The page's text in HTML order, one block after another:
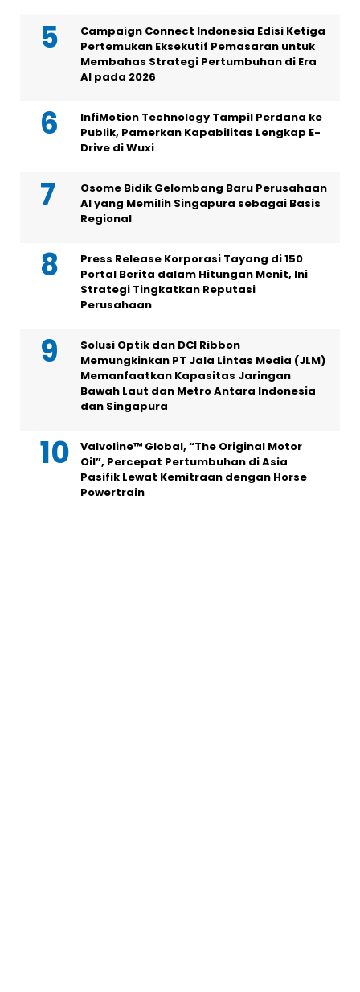
Campaign Connect Indonesia Edisi Ketiga
Pertemukan Eksekutif Pemasaran untuk
Membahas Strategi Pertumbuhan di Era
AI pada 2026
InfiMotion Technology Tampil Perdana ke
Publik, Pamerkan Kapabilitas Lengkap E-
Drive di Wuxi
Osome Bidik Gelombang Baru Perusahaan
AI yang Memilih Singapura sebagai Basis
Regional
Press Release Korporasi Tayang di 150
Portal Berita dalam Hitungan Menit, Ini
Strategi Tingkatkan Reputasi
Perusahaan
Solusi Optik dan DCI Ribbon
Memungkinkan PT Jala Lintas Media (JLM)
Memanfaatkan Kapasitas Jaringan
Bawah Laut dan Metro Antara Indonesia
dan Singapura
Valvoline™ Global, “The Original Motor
Oil”, Percepat Pertumbuhan di Asia
Pasifik Lewat Kemitraan dengan Horse
Powertrain